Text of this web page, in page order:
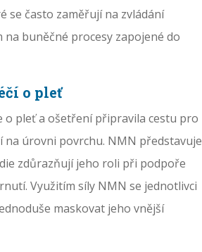
se často zaměřují na zvládání
buněčné procesy zapojené do
o pleť
o pleť a ošetření připravila cestu pro
na úrovni povrchu. NMN představuje
zdůrazňují jeho roli při podpoře
Využitím síly NMN se jednotlivci
maskovat jeho vnější